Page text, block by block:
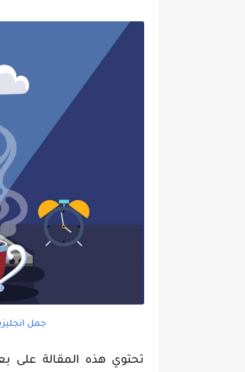
جمل
تحتوي هذه المقالة على